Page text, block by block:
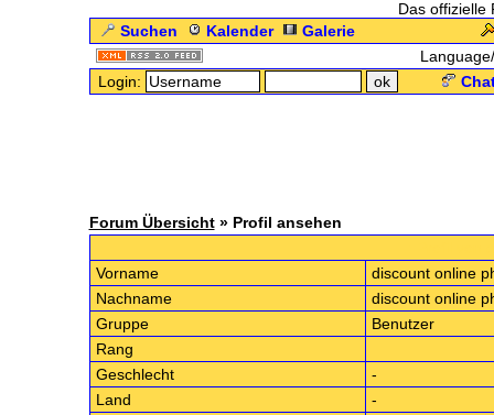
Das offizielle
Suchen
Kalender
Galerie
Login:
Forum Übersicht» Profil ansehen
Vorname
discount online
Nachname
discount online
Gruppe
Benutzer
Rang
Geschlecht
-
Land
-